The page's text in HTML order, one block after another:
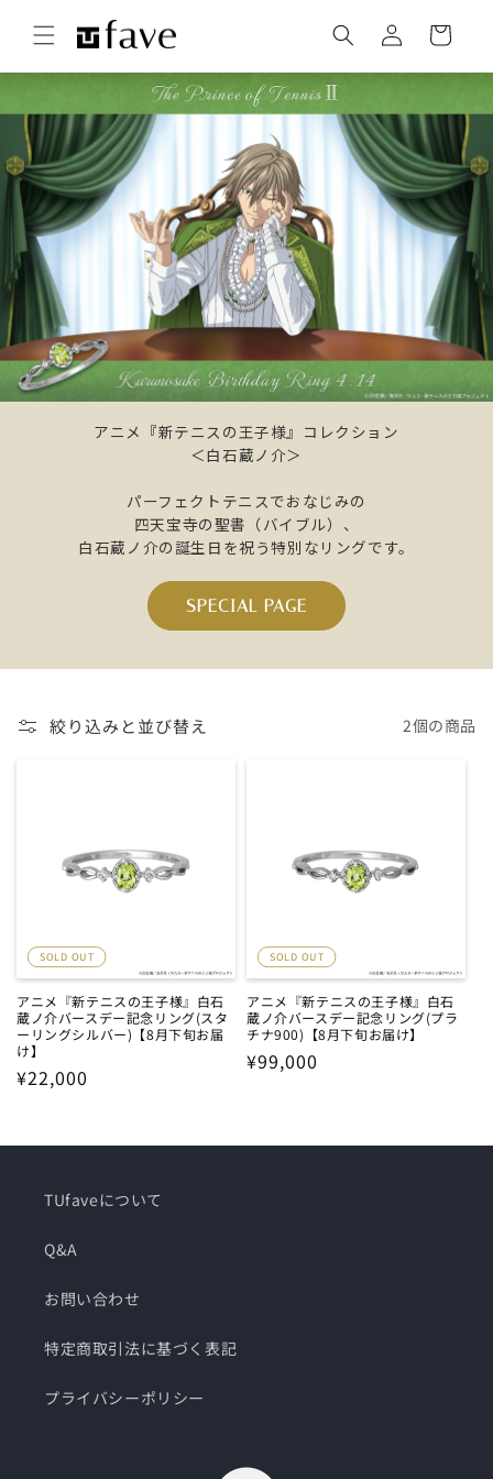
ンツに
進む
グ
イ
ン
ー
アニメ『新テニスの王子様』コレクション
＜白石蔵ノ介＞
パーフェクトテニスでおなじみの
四天宝寺の聖書（バイブル）、
白石蔵ノ介の誕生日を祝う特別なリングです。
SPECIAL PAGE
絞り込みと並び替え 2個の商品
SOLD OUT
アニメ『新テニスの王子様』白石
蔵ノ介バースデー記念リング(スタ
ーリングシルバー)【8月下旬お届
け】
通
¥22,000
SOLD OUT
アニメ『新テニスの王子様』白石
蔵ノ介バースデー記念リング(プラ
チナ900)【8月下旬お届け】
通
格
¥99,000
TUfaveについて
Q&A
お問い合わせ
特定商取引法に基づく表記
プライバシーポリシー